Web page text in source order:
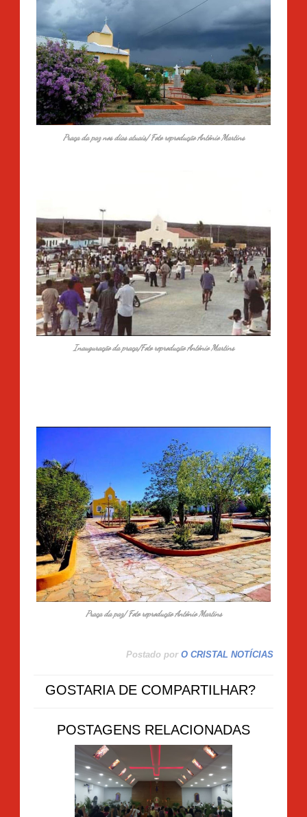
Praça da paz nos dias atuais/ Foto reprodução Antônio Martins
Inauguração da praça/Foto reprodução Antônio Martins
Praça da paz/ Foto reprodução Antônio Martins
Postado por O CRISTAL NOTÍCIAS
GOSTARIA DE COMPARTILHAR?
POSTAGENS RELACIONADAS